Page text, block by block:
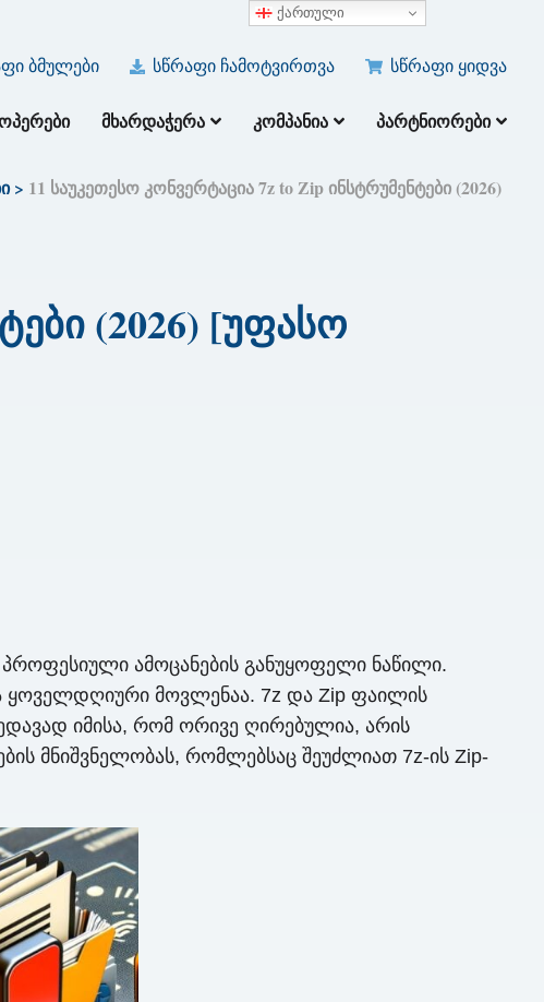
ბმულები სწრაფი ჩამოტვირთვა სწრაფი ყიდვა
ᲛᲮᲐᲠᲓᲐᲭᲔᲠᲐ ᲙᲝᲛᲞᲐᲜᲘᲐ ᲞᲐᲠᲢᲜᲘᲝᲠᲔᲑᲘ
> 11 საუკეთესო კონვერტაცია 7z to Zip ინსტრუმენტები (2026)
(2026) [უფასო
ამოცანების განუყოფელი ნაწილი.
მოვლენაა. 7z და Zip ფაილის
იმისა, რომ ორივე ღირებულია, არის
მნიშვნელობას, რომლებსაც შეუძლიათ 7z-ის Zip-
ქართული